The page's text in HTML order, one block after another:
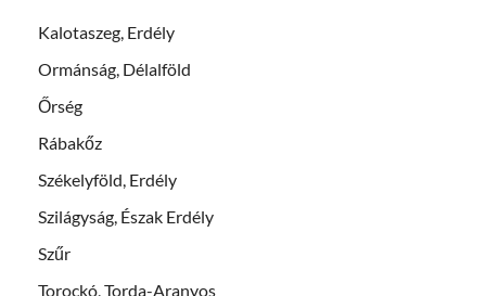
Kalotaszeg, Erdély
Ormánság, Délalföld
Őrség
Rábakőz
Székelyföld, Erdély
Szilágyság, Észak Erdély
Szűr
Torockó, Torda-Aranyos